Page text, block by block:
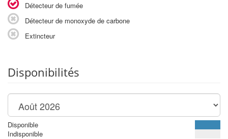
Détecteur de fumée
Détecteur de monoxyde de carbone
Extincteur
Disponibilités
Disponible
Indisponible